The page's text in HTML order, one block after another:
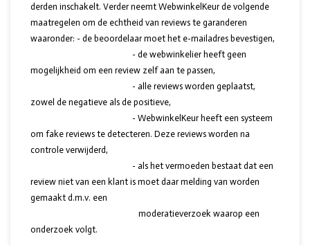
derden inschakelt. Verder neemt WebwinkelKeur de volgende
maatregelen om de echtheid van reviews te garanderen
waaronder: - de beoordelaar moet het e-mailadres bevestigen,
- de webwinkelier heeft geen
mogelijkheid om een review zelf aan te passen,
- alle reviews worden geplaatst,
zowel de negatieve als de positieve,
- WebwinkelKeur heeft een systeem
om fake reviews te detecteren. Deze reviews worden na
controle verwijderd,
- als het vermoeden bestaat dat een
review niet van een klant is moet daar melding van worden
gemaakt d.m.v. een
moderatieverzoek waarop een
onderzoek volgt.